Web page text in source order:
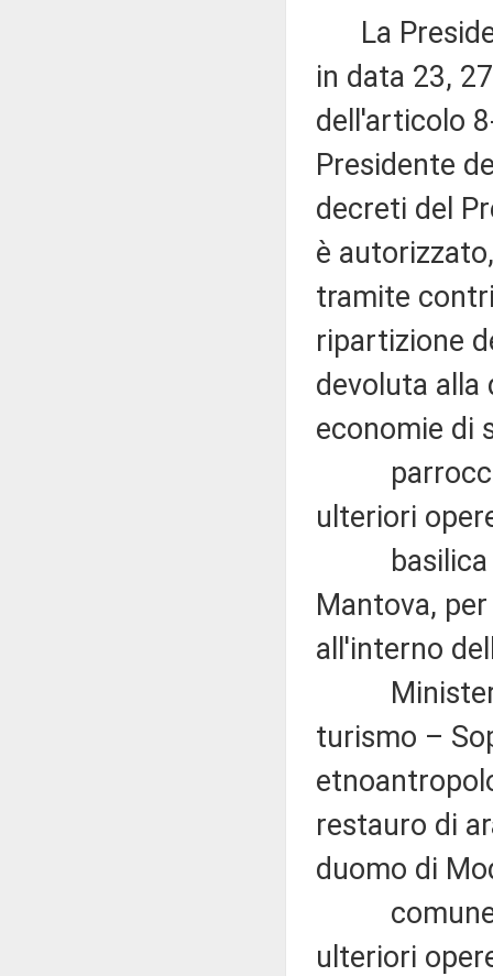
La
in data 23,
dell'articolo
Presidente
decreti del
è
tramite
ripartizione
devoluta
economie di
parrocchia
ulteriori
basilica
Mantova,
all'interno
Ministero
turismo –
restauro di
duomo di
comune di
ulteriori